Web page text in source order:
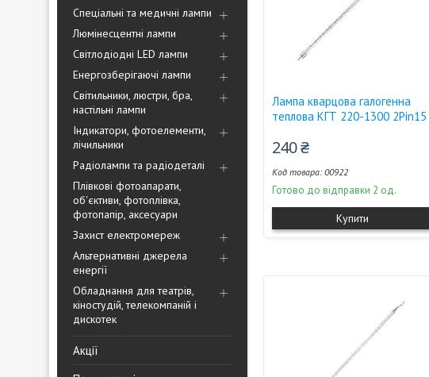
Спеціальні та медичні лампи
Люмінесцентні лампи
Світлодіодні LED лампи
Енергозберігаючі лампи
Світильники, люстри, бра,
настільні лампи
Індикатори, фотоелементи,
лічильники
Радіолампи та радіодеталі
Плівкові фотоапарати,
об'єктиви, фотоплівка,
фотопапір, аксесуари
Захист електромереж
Альтернативні джерела
енергії
Обладнання для театрів,
кіностудій, телекомпаній і
дискотек
Акції
Лампа кварцова галогенна
теплова КГТ 220-1300 2Pin15
240 ₴
00922
Готово до відправки 2 од.
Купити